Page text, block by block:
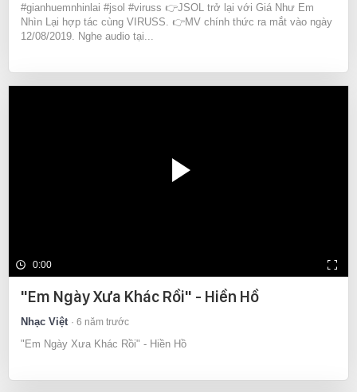
#gianhuemnhinlai #jsol #viruss 👉JSOL trở lại với Giá Như Em
Nhìn Lại hợp tác cùng VIRUSS. 👉MV chính thức ra mắt vào ngày
12/08/2019. Nghe audio tại...
0:00
"Em Ngày Xưa Khác Rồi" - Hiền Hồ
Nhạc Việt 6 năm trước
"Em Ngày Xưa Khác Rồi" - Hiền Hồ